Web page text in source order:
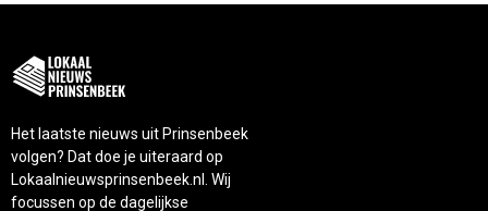
Het laatste nieuws uit Prinsenbeek
volgen? Dat doe je uiteraard op
Lokaalnieuwsprinsenbeek.nl. Wij
focussen op de dagelijkse